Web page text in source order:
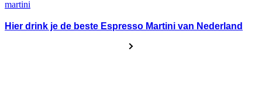
Hier drink je de beste Espresso Martini van Nederland